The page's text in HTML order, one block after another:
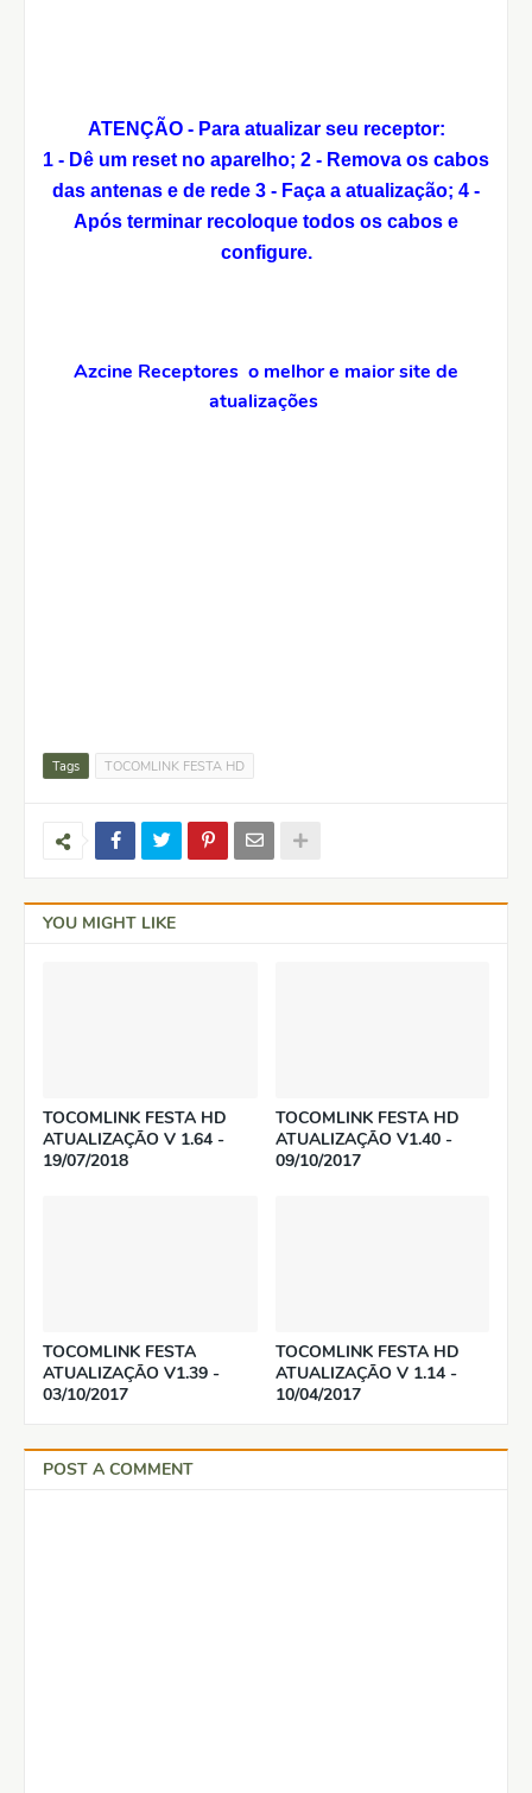
ATENÇÃO - Para atualizar seu receptor:
1 - Dê um reset no aparelho; 2 - Remova os cabos
das antenas e de rede 3 - Faça a atualização; 4 -
Após terminar recoloque todos os cabos e
configure.
Azcine Receptores o melhor e maior site de
atualizações
Tags TOCOMLINK FESTA HD
YOU MIGHT LIKE
TOCOMLINK FESTA HD
ATUALIZAÇÃO V 1.64 -
19/07/2018
TOCOMLINK FESTA HD
ATUALIZAÇÃO V1.40 -
09/10/2017
TOCOMLINK FESTA
ATUALIZAÇÃO V1.39 -
03/10/2017
TOCOMLINK FESTA HD
ATUALIZAÇÃO V 1.14 -
10/04/2017
POST A COMMENT